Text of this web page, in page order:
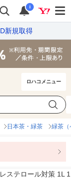
i
新規取得
ロハコメニュー
日本茶・緑茶 緑茶（